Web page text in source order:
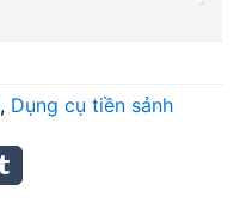
, Dụng cụ tiền sảnh